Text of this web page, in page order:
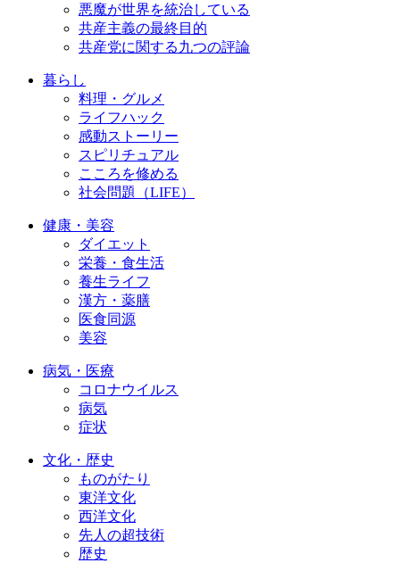
悪魔が世界を統治している
共産主義の最終目的
共産党に関する九つの評論
暮らし
料理・グルメ
ライフハック
感動ストーリー
スピリチュアル
こころを修める
社会問題（LIFE）
健康・美容
ダイエット
栄養・食生活
養生ライフ
漢方・薬膳
医食同源
美容
病気・医療
コロナウイルス
病気
症状
文化・歴史
ものがたり
東洋文化
西洋文化
先人の超技術
歴史